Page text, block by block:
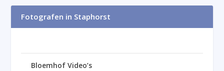
Fotografen in Staphorst
Bloemhof Video’s